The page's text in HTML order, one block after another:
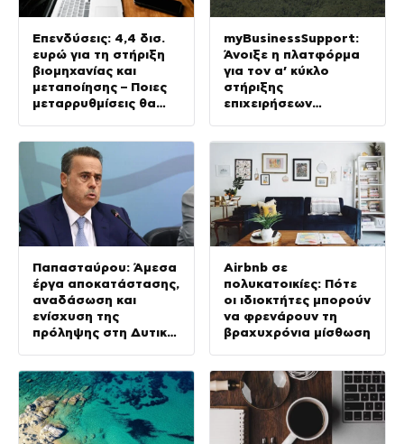
Επενδύσεις: 4,4 δισ.
ευρώ για τη στήριξη
βιομηχανίας και
μεταποίησης – Ποιες
μεταρρυθμίσεις θα
myBusinessSupport:
Άνοιξε η πλατφόρμα
για τον α’ κύκλο
στήριξης
επιχειρήσεων
Παπασταύρου: Άμεσα
έργα αποκατάστασης,
αναδάσωση και
ενίσχυση της
πρόληψης στη Δυτική
Airbnb σε
πολυκατοικίες: Πότε
οι ιδιοκτήτες μπορούν
να φρενάρουν τη
βραχυχρόνια μίσθωση